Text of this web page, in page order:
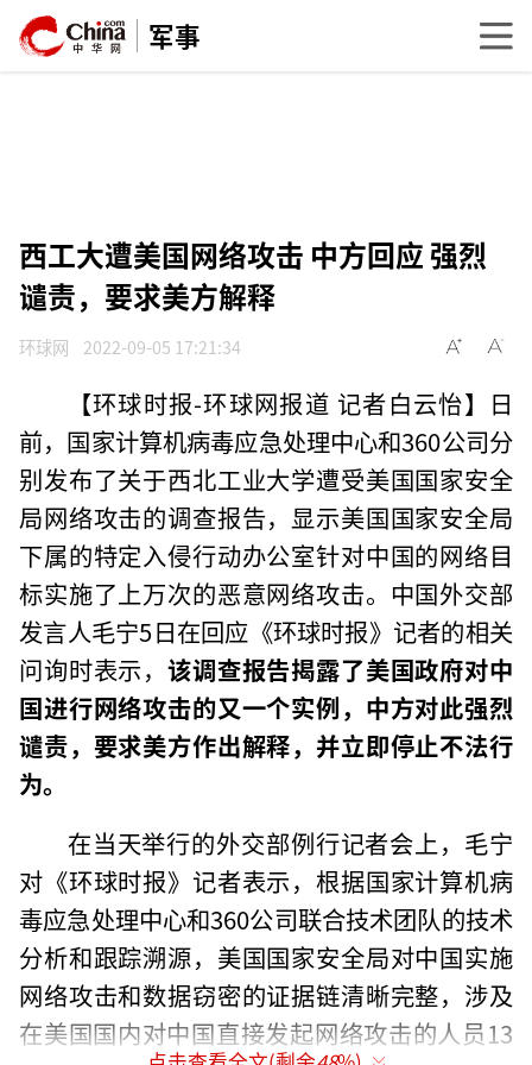
军事
西工大遭美国网络攻击 中方回应 强烈
谴责，要求美方解释
环球网 2022-09-05 17:21:34
【环球时报-环球网报道 记者白云怡】日
前，国家计算机病毒应急处理中心和360公司分
别发布了关于西北工业大学遭受美国国家安全
局网络攻击的调查报告，显示美国国家安全局
下属的特定入侵行动办公室针对中国的网络目
标实施了上万次的恶意网络攻击。中国外交部
发言人毛宁5日在回应《环球时报》记者的相关
问询时表示，该调查报告揭露了美国政府对中
国进行网络攻击的又一个实例，中方对此强烈
谴责，要求美方作出解释，并立即停止不法行
为。
在当天举行的外交部例行记者会上，毛宁
对《环球时报》记者表示，根据国家计算机病
毒应急处理中心和360公司联合技术团队的技术
分析和跟踪溯源，美国国家安全局对中国实施
网络攻击和数据窃密的证据链清晰完整，涉及
在美国国内对中国直接发起网络攻击的人员13